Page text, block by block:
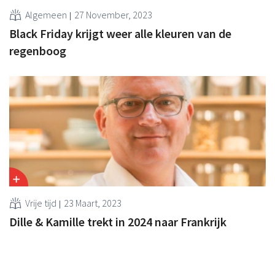
Algemeen 27 November, 2023
Black Friday krijgt weer alle kleuren van de
regenboog
Vrije tijd 23 Maart, 2023
Dille & Kamille trekt in 2024 naar Frankrijk